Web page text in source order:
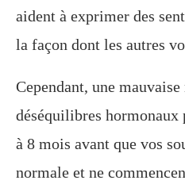
aident à exprimer des
la façon dont les autres
Cependant, une
déséquilibres hormonaux
à 8 mois avant que vos
normale et ne